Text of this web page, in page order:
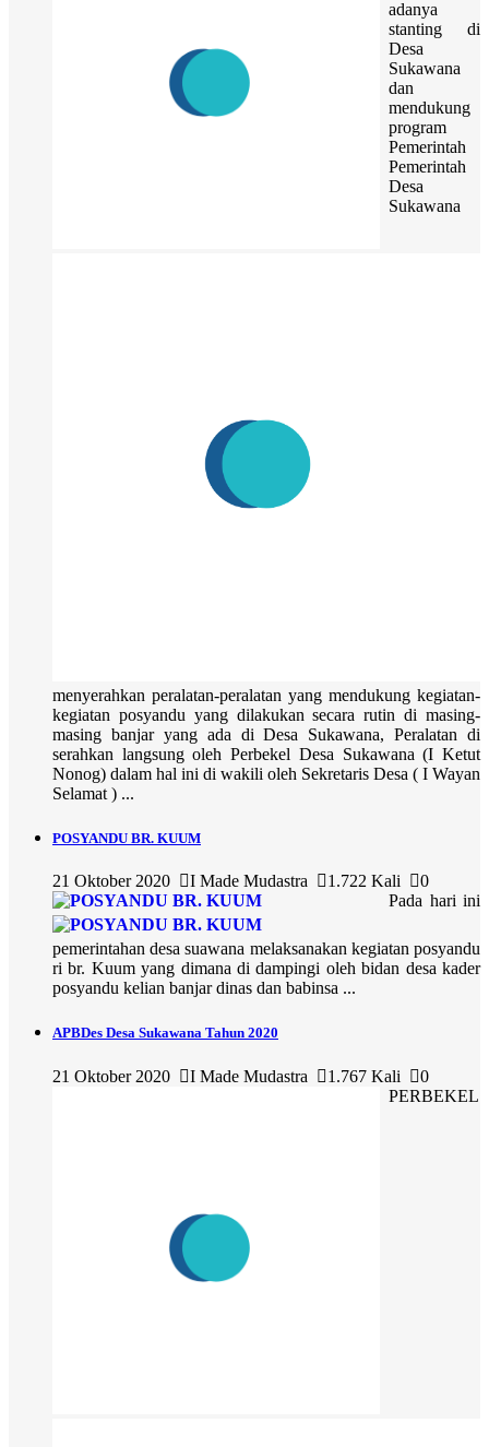
adanya
stanting di
Desa
Sukawana
dan
mendukung
program
Pemerintah
Pemerintah
Desa
Sukawana
menyerahkan peralatan-peralatan yang mendukung kegiatan-
kegiatan posyandu yang dilakukan secara rutin di masing-
masing banjar yang ada di Desa Sukawana, Peralatan di
serahkan langsung oleh Perbekel Desa Sukawana (I Ketut
Nonog) dalam hal ini di wakili oleh Sekretaris Desa ( I Wayan
Selamat ) ...
POSYANDU BR. KUUM
21 Oktober 2020 I Made Mudastra 1.722 Kali
0
Pada hari ini
pemerintahan desa suawana melaksanakan kegiatan posyandu
ri br. Kuum yang dimana di dampingi oleh bidan desa kader
posyandu kelian banjar dinas dan babinsa ...
APBDes Desa Sukawana Tahun 2020
21 Oktober 2020 I Made Mudastra 1.767 Kali
0
PERBEKEL